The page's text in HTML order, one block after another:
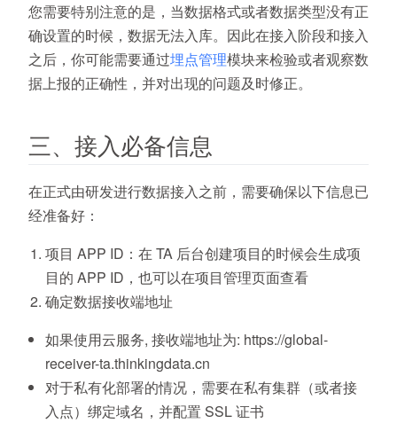
您需要特别注意的是，当数据格式或者数据类型没有正
确设置的时候，数据无法入库。因此在接入阶段和接入
之后，你可能需要通过埋点管理模块来检验或者观察数
据上报的正确性，并对出现的问题及时修正。
三、接入必备信息
在正式由研发进行数据接入之前，需要确保以下信息已
经准备好：
项目 APP ID：在 TA 后台创建项目的时候会生成项
目的 APP ID，也可以在项目管理页面查看
确定数据接收端地址
如果使用云服务, 接收端地址为: https://global-
receiver-ta.thinkingdata.cn
对于私有化部署的情况，需要在私有集群（或者接
入点）绑定域名，并配置 SSL 证书